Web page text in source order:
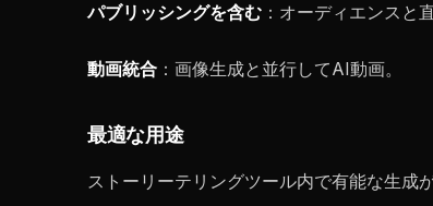
パブリッシングを含む ：オーディエンスと
動画統合 ：画像生成と並行してAI動画。
最適な用途
ストーリーテリングツール内で有能な生成